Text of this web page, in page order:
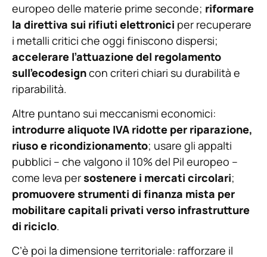
europeo delle materie prime seconde; riformare
la direttiva sui rifiuti elettronici per recuperare
i metalli critici che oggi finiscono dispersi;
accelerare l’attuazione del regolamento
sull’ecodesigncon criteri chiari su durabilità e
riparabilità.
Altre puntano sui meccanismi economici:
introdurre aliquote IVA ridotte per riparazione,
riuso e ricondizionamento; usare gli appalti
pubblici – che valgono il 10% del Pil europeo –
come leva persostenere i mercati circolari;
promuovere strumenti di finanza mista per
mobilitare capitali privati verso infrastrutture
di riciclo.
C’è poi la dimensione territoriale: rafforzare il